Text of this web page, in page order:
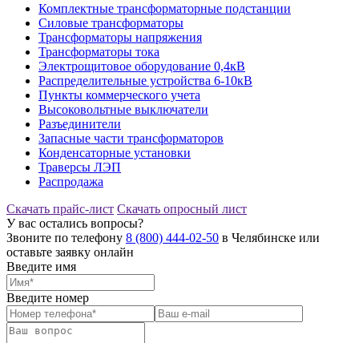
Комплектные трансформаторные подстанции
Силовые трансформаторы
Трансформаторы напряжения
Трансформаторы тока
Электрощитовое оборудование 0,4кВ
Распределительные устройства 6-10кВ
Пункты коммерческого учета
Высоковольтные выключатели
Разъединители
Запасные части трансформаторов
Конденсаторные установки
Траверсы ЛЭП
Распродажа
Скачать прайс-лист Скачать опросный лист
У вас остались вопросы?
Звоните по телефону 8 (800) 444-02-50 в Челябинске или
оставьте заявку онлайн
Введите имя
Введите номер